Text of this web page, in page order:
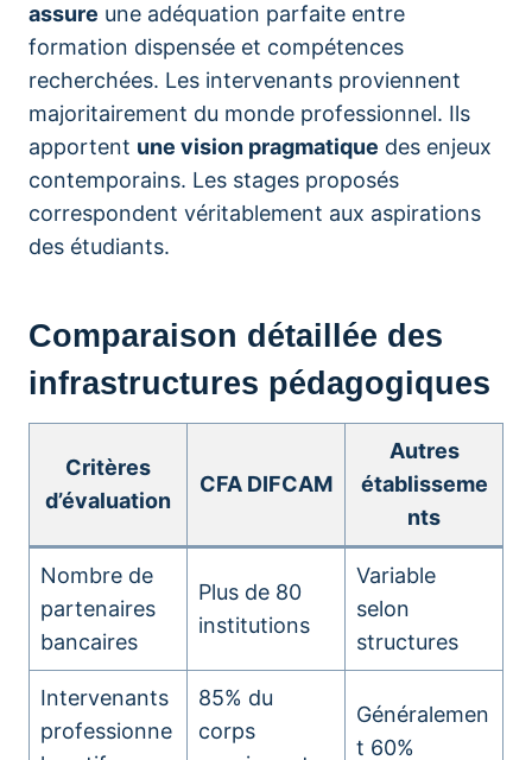
assure une adéquation parfaite entre
formation dispensée et compétences
recherchées. Les intervenants proviennent
majoritairement du monde professionnel. Ils
apportent une vision pragmatique des enjeux
contemporains. Les stages proposés
correspondent véritablement aux aspirations
des étudiants.
Comparaison détaillée des
infrastructures pédagogiques
Critères
d’évaluation
CFA DIFCAM
Autres
établisseme
nts
Nombre de
partenaires
bancaires
Plus de 80
institutions
Variable
selon
structures
Intervenants
professionne
85% du
corps
Généralemen
t 60%